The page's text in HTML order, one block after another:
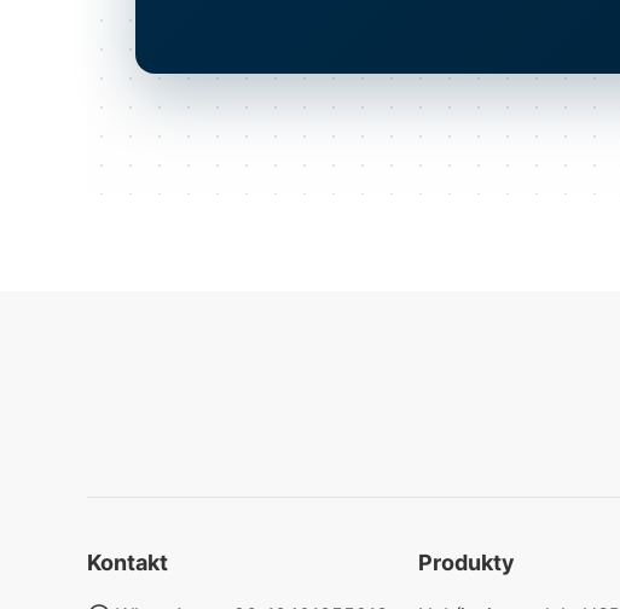
Kontakt Produkty